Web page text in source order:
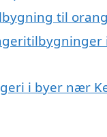
til
i byer nær